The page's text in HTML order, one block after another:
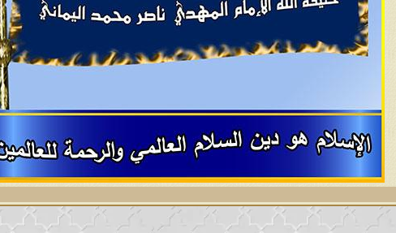
الحقّ منها باطلاً والباطل حقاً، أولئك أشرّ
كمثل عُلماء اليهود والنصارى استمسكوا بما
وأمّتهم في آخر أمّة الإسلام في عصر الدعوة
هم الذين قال عنهم محمدٌ رسول الله صلى
الدنيا وينسون الآخرة، ويحبون المال
ويحبون القصور وينسون القبور‏. قالوا:
لا يأمرون بالمعروف ولا ينهون عن المُنكر.
منه. قالوا: وما هو؟ قال: يرون الحق باطلاً
عليه وآله وسلم: [سيأتي زمان على أمتي لا